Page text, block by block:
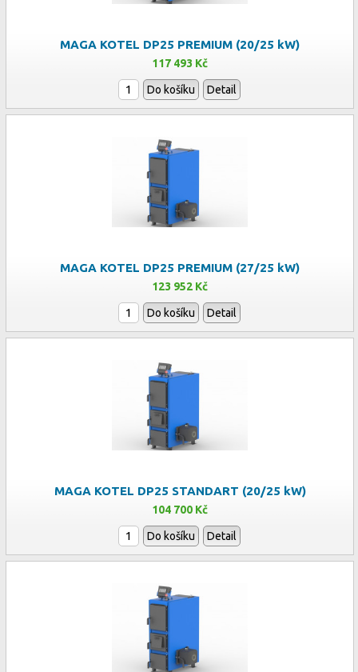
MAGA KOTEL DP25 PREMIUM (20/25 kW)
117 493 Kč
Do košíku Detail
MAGA KOTEL DP25 PREMIUM (27/25 kW)
123 952 Kč
Do košíku Detail
MAGA KOTEL DP25 STANDART (20/25 kW)
104 700 Kč
Do košíku Detail